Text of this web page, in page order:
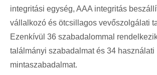
integritási egység, AAA integritás
vállalkozó és ötcsillagos vevőszolgálati
Ezenkívül 36 szabadalommal
találmányi szabadalmat és 34 használati
mintaszabadalmat.